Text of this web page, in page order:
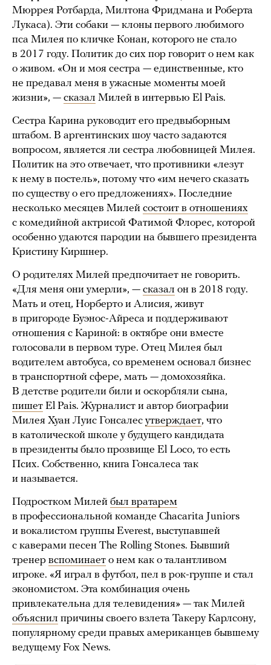
Мюррея Ротбарда, Милтона Фридмана и Роберта
Лукаса). Эти собаки — клоны первого любимого
пса Милея по кличке Конан, которого не стало
в 2017 году. Политик до сих пор говорит о нем как
о живом. «Он и моя сестра — единственные, кто
не предавал меня в ужасные моменты моей
жизни», — сказал Милей в интервью El Pais.
Сестра Карина руководит его предвыборным
штабом. В аргентинских шоу часто задаются
вопросом, является ли сестра любовницей Милея.
Политик на это отвечает, что противники «лезут
к нему в постель», потому что «им нечего сказать
по существу о его предложениях». Последние
несколько месяцев Милей состоит в отношениях
с комедийной актрисой Фатимой Флорес, которой
особенно удаются пародии на бывшего президента
Кристину Киршнер.
О родителях Милей предпочитает не говорить.
«Для меня они умерли», — сказал он в 2018 году.
Мать и отец, Норберто и Алисия, живут
в пригороде Буэнос-Айреса и поддерживают
отношения с Кариной: в октябре они вместе
голосовали в первом туре. Отец Милея был
водителем автобуса, со временем основал бизнес
в транспортной сфере, мать — домохозяйка.
В детстве родители били и оскорбляли сына,
пишет El Pais. Журналист и автор биографии
Милея Хуан Луис Гонсалес утверждает, что
в католической школе у будущего кандидата
в президенты было прозвище El Loco, то есть
Псих. Собственно, книга Гонсалеса так
и называется.
Подростком Милей был вратарем
в профессиональной команде Chacarita Juniors
и вокалистом группы Everest, выступавшей
с каверами песен The Rolling Stones. Бывший
тренер вспоминает о нем как о талантливом
игроке. «Я играл в футбол, пел в рок-группе и стал
экономистом. Эта комбинация очень
привлекательна для телевидения» — так Милей
объяснил причины своего взлета Такеру Карлсону,
популярному среди правых американцев бывшему
ведущему Fox News.